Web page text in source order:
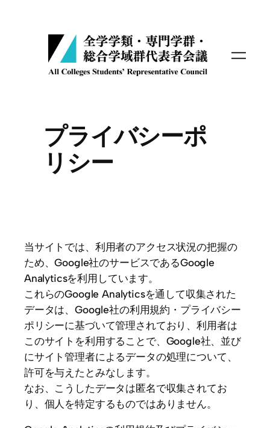
プライバシーポ
リシー
当サイトでは、利用者のアクセス状況の把握の
ため、Google社のサービスであるGoogle
Analyticsを利用しています。
これらのGoogle Analyticsを通して収集された
データは、Google社の利用規約・プライバシー
ポリシーに基づいて管理されており、利用者は
このサイトを利用することで、Google社、並び
にサイト管理者によるデータの処理について、
許可を与えたとみなします。
なお、こうしたデータは匿名で収集されてお
り、個人を特定するものではありません。